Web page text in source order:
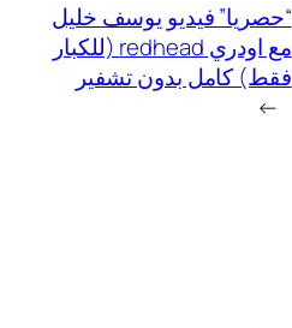
“حصريا” فيديو يوسف خليل
مع اودري redhead (للكبار
فقط) كامل بدون تشفير
→